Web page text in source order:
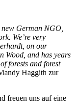
German NGO,
We’re very
on our
Wood, and has years
forests and forest
Haggith zur
freuen uns auf eine